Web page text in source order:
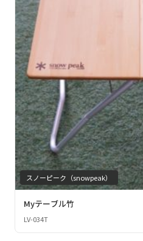
スノーピーク（snowpeak）
Myテーブル竹
LV-034T